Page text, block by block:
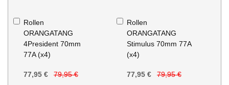
Rollen
ORANGATANG
4President 70mm
77A (x4)
77,95 € 79,95 €
In
den
Warenkorb
Rollen
ORANGATANG
Stimulus 70mm 77A
(x4)
77,95 € 79,95 €
In
den
Warenkorb